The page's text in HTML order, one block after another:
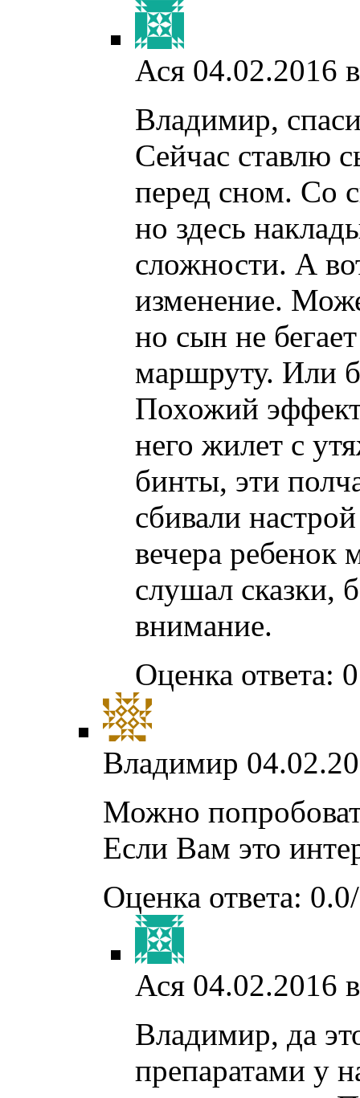
Ася 04.02.2016
Владимир,
Сейчас ставлю
перед сном. Со
но здесь
сложности. А
изменение.
но сын не
маршруту. Или
Похожий
него жилет с
бинты, эти
сбивали
вечера ребенок
слушал сказки,
внимание.
Оценка ответа:
Владимир
Можно
Если Вам это
Оценка ответа: 0.0/
Ася 04.02.2016
Владимир, да
препаратами у